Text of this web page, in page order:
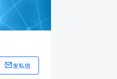
发私信